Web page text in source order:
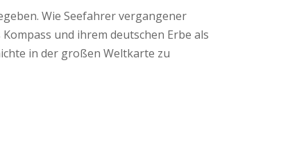
Wie Seefahrer vergangener
und ihrem deutschen Erbe als
in der großen Weltkarte zu